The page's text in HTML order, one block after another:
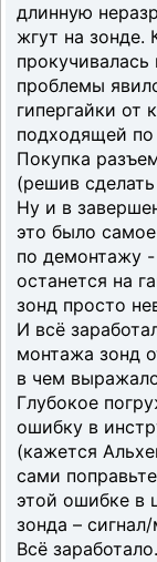
длинную
жгут на зонде.
проблемы
гипергайки от
подходящей
Покупка
(решив
Ну и в
это было
по демонтажу -
останется на
зонд просто
И всё
монтажа зонд
в чем
Глубокое
ошибку в
(кажется
сами
этой ошибке в
зонда –
Всё заработало.